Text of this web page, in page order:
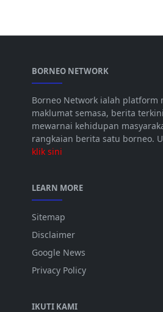
BORNEO NETWORK
Borneo Network ialah platform
maklumat semasa, berita
mewarnai kehidupan
rangkaian berita satu borneo.
klik sini
LEARN MORE
Sitemap
Disclaimer
Google News
Privacy Policy
IKUTI KAMI